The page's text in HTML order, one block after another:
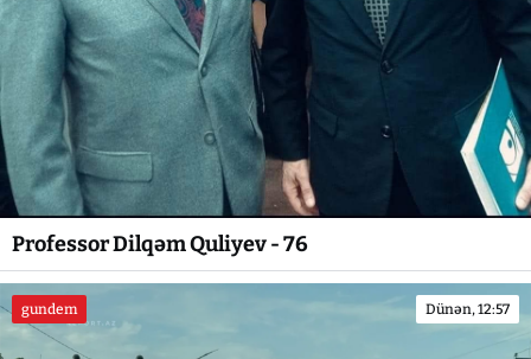
Professor Dilqəm Quliyev - 76
gundem Dünən, 12:57